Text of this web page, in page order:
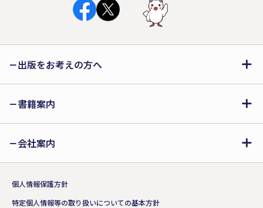
出版をお考えの方へ
書籍案内
会社案内
個人情報保護方針
特定個人情報等の取り扱いについての基本方針